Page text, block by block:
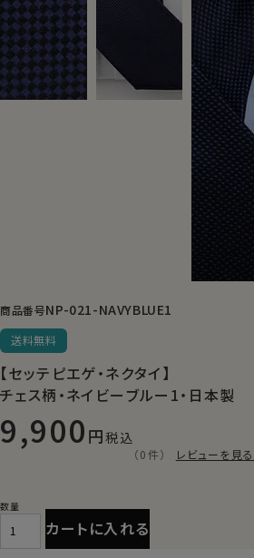
商品番号NP-021-NAVYBLUE1
送料無料
【セッテピエゲ・ネクタイ】
チェス柄・ネイビーブルー1・日本製
9,900 税込
（0件） レビューを見る
カートに入れる